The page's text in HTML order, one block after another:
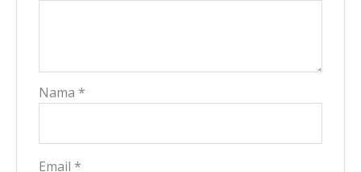
Nama *
Email *